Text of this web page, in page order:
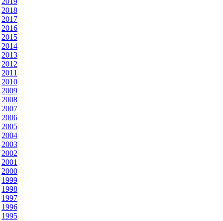
2018
2017
2016
2015
2014
2013
2012
2011
2010
2009
2008
2007
2006
2005
2004
2003
2002
2001
2000
1999
1998
1997
1996
1995